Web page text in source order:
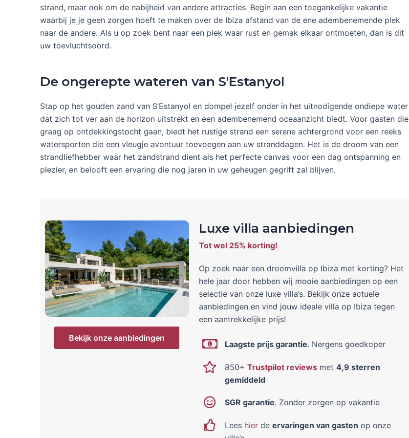
strand, maar ook om de nabijheid van andere attracties. Begin aan een toegankelijke vakantie
waarbij je je geen zorgen hoeft te maken over de Ibiza afstand van de ene adembenemende plek
naar de andere. Als u op zoek bent naar een plek waar rust en gemak elkaar ontmoeten, dan is dit
uw toevluchtsoord.
De ongerepte wateren van S'Estanyol
Stap op het gouden zand van S’Estanyol en dompel jezelf onder in het uitnodigende ondiepe water
dat zich tot ver aan de horizon uitstrekt en een adembenemend oceaanzicht biedt. Voor gasten die
graag op ontdekkingstocht gaan, biedt het rustige strand een serene achtergrond voor een reeks
watersporten die een vleugje avontuur toevoegen aan uw stranddagen. Het is de droom van een
strandliefhebber waar het zandstrand dient als het perfecte canvas voor een dag ontspanning en
plezier, en belooft een ervaring die nog jaren in uw geheugen gegrift zal blijven.
Bekijk onze aanbiedingen
Luxe villa aanbiedingen
Tot wel 25% korting!
Op zoek naar een droomvilla op Ibiza met korting? Het
hele jaar door hebben wij mooie aanbiedingen op een
selectie van onze luxe villa’s. Bekijk onze actuele
aanbiedingen en vind jouw ideale villa op Ibiza tegen
een aantrekkelijke prijs!
Laagste prijs garantie. Nergens goedkoper
850+Trustpilot reviews met4,9 sterren
gemiddeld
SGR garantie. Zonder zorgen op vakantie
Lees hier deervaringen van gasten op onze